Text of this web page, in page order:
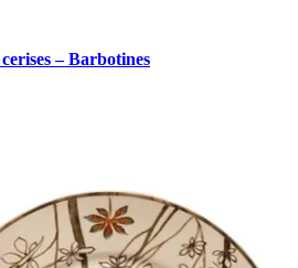
– Barbotines